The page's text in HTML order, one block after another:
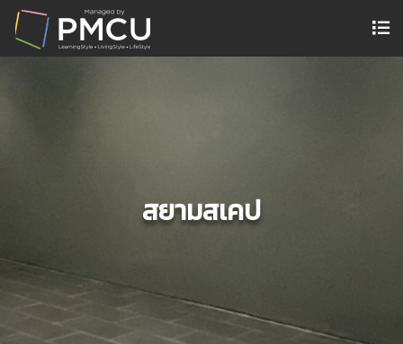
สยามสเคป